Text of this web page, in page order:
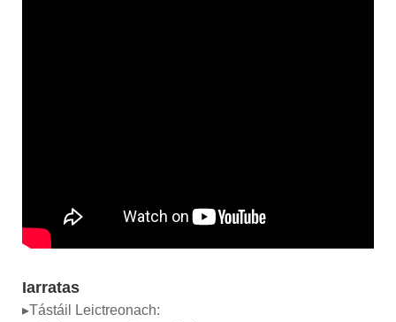
Iarratas
▸Tástáil Leictreonach: